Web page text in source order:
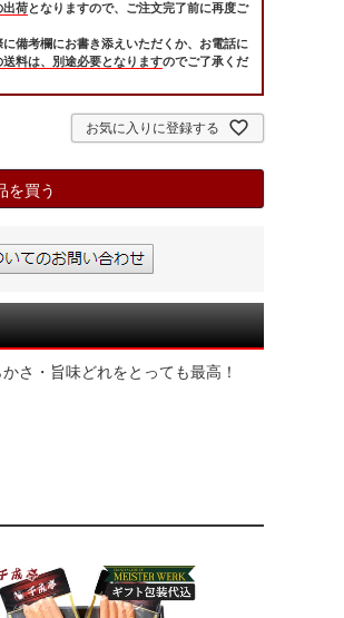
出荷となりますので、ご注文完了前に再度ご
備考欄にお書き添えいただくか、お電話に
送料は、別途必要となりますのでご了承くだ
お気に入りに登録する
を買う
さ・旨味どれをとっても最高！